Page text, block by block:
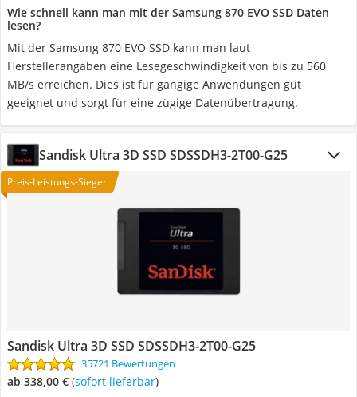
Wie schnell kann man mit der Samsung 870 EVO SSD Daten
lesen?
Mit der Samsung 870 EVO SSD kann man laut
Herstellerangaben eine Lesegeschwindigkeit von bis zu 560
MB/s erreichen. Dies ist für gängige Anwendungen gut
geeignet und sorgt für eine zügige Datenübertragung.
Sandisk Ultra 3D SSD SDSSDH3-2T00-G25
Preis-Leistungs-Sieger
Sandisk Ultra 3D SSD SDSSDH3-2T00-G25
35721 Bewertungen
ab 338,00 € ( Sofort lieferbar)